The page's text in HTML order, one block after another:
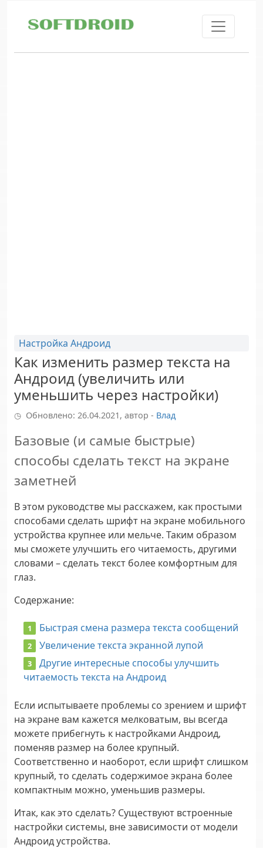
Настройка Андроид
Как изменить размер текста на
Андроид (увеличить или
уменьшить через настройки)
Обновлено: 26.04.2021, автор - Влад
Базовые (и самые быстрые)
способы сделать текст на экране
заметней
В этом руководстве мы расскажем, как простыми
способами сделать шрифт на экране мобильного
устройства крупнее или мельче. Таким образом
мы сможете улучшить его читаемость, другими
словами – сделать текст более комфортным для
глаз.
Содержание:
Быстрая смена размера текста сообщений
Увеличение текста экранной лупой
Другие интересные способы улучшить
читаемость текста на Андроид
Если испытываете проблемы со зрением и шрифт
на экране вам кажется мелковатым, вы всегда
можете прибегнуть к настройками Андроид,
поменяв размер на более крупный.
Соответственно и наоборот, если шрифт слишком
крупный, то сделать содержимое экрана более
компактным можно, уменьшив размеры.
Итак, как это сделать? Существуют встроенные
настройки системы, вне зависимости от модели
Андроид устройства.